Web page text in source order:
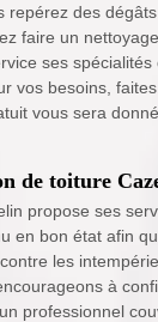
repérez des
faire un
ses
vos besoins,
vous sera
de toiture
propose ses
en bon état afin
les
à
professionnel